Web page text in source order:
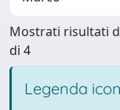
Mostrati risultati
di 4
Legenda